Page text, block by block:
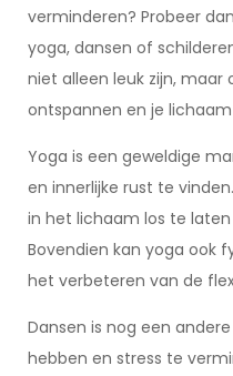
verminderen? Probeer
yoga, dansen of
niet alleen leuk zijn,
ontspannen en je
Yoga is een geweldige
en innerlijke rust te
in het lichaam los te
Bovendien kan yoga ook
het verbeteren van de
Dansen is nog een
hebben en stress te